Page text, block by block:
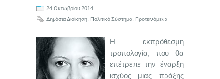
24 Οκτωβρίου 2014
Δημόσια Διοίκηση
Πολιτικό Σύστημα Προτεινόμενα
Η εκπρόθεσμη
τροπολογία, που θα
επέτρεπε την έναρξη
ισχύος μιας πράξης